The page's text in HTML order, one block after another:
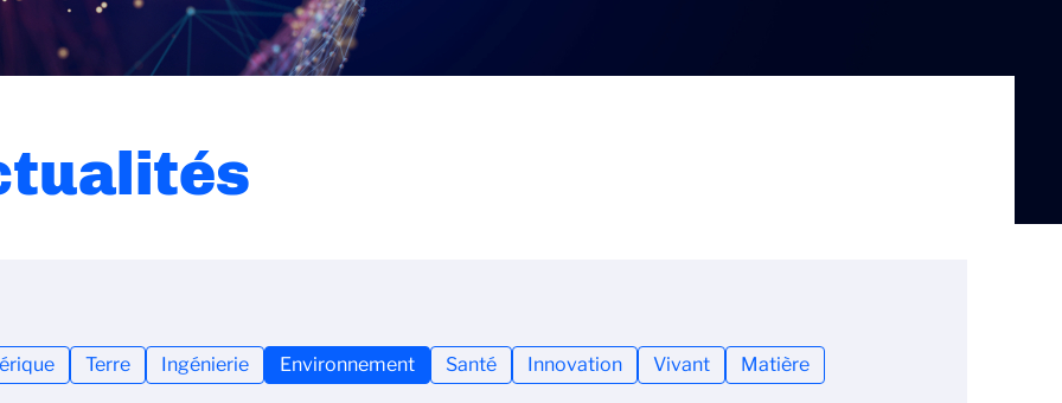
Terre Ingénierie Environnement Santé Innovation Vivant
Matière